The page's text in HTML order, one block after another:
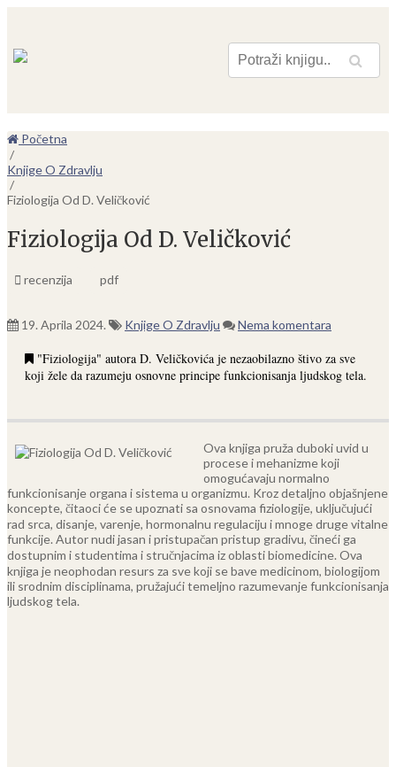
Pretraga
Početna
/
Knjige O Zdravlju
/
Fiziologija Od D. Veličković
Fiziologija Od D. Veličković
recenzija pdf
19. Aprila 2024. Knjige O Zdravlju Nema komentara
"Fiziologija" autora D. Veličkovića je nezaobilazno štivo za sve
koji žele da razumeju osnovne principe funkcionisanja ljudskog tela.
Ova knjiga pruža duboki uvid u
procese i mehanizme koji
omogućavaju normalno
funkcionisanje organa i sistema u organizmu. Kroz detaljno objašnjene
koncepte, čitaoci će se upoznati sa osnovama fiziologije, uključujući
rad srca, disanje, varenje, hormonalnu regulaciju i mnoge druge vitalne
funkcije. Autor nudi jasan i pristupačan pristup gradivu, čineći ga
dostupnim i studentima i stručnjacima iz oblasti biomedicine. Ova
knjiga je neophodan resurs za sve koji se bave medicinom, biologijom
ili srodnim disciplinama, pružajući temeljno razumevanje funkcionisanja
ljudskog tela.